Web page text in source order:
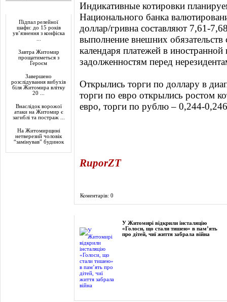
Підпал релейної
шафи: до 15 років
ув’язнення з конфіска
Завтра Житомир
прощатиметься з
Героєм
Завершено
розслідування вибухів
біля Житомира влітку
20 ...
Внаслідок ворожої
атаки на Житомир є
загиблі та постраж ...
На Житомирщині
нетверезий чоловік
“замінував” будинок
Индикативные котировки
Национального банка
доллар/гривна составляют 7,61-
выполнение внешних
календаря платежей в
задолженностям перед
Открылись торги по доллару в
торги по евро открылись ростом
евро, торги по рублю – 0,244-
RuporZT
Коментарів: 0
У Житомирі відкрили інсталяцію
«Голоси, що стали тишею» в пам’ять
про дітей, чиї життя забрала війна